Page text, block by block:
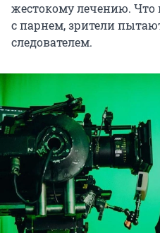
жестокому лечению. Что
с парнем, зрители
следователем.